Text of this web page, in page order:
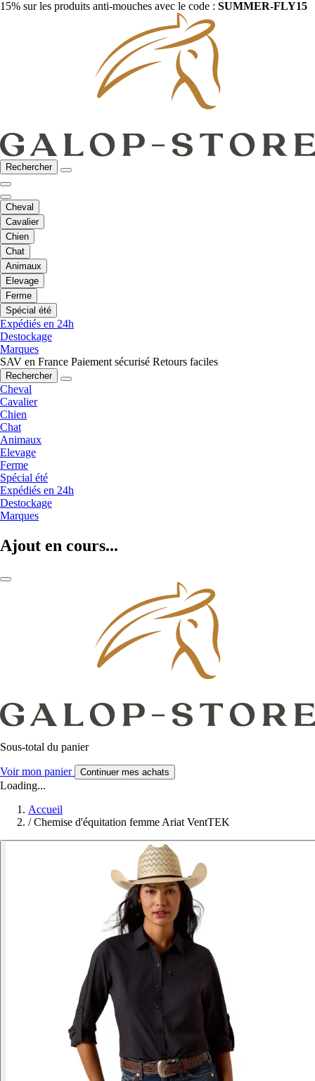
15% sur les produits anti-mouches avec le code : SUMMER-FLY15
Rechercher
Cheval
Cavalier
Chien
Chat
Animaux
Elevage
Ferme
Spécial été
Expédiés en 24h
Destockage
Marques
SAV en France Paiement sécurisé Retours faciles
Rechercher
Cheval
Cavalier
Chien
Chat
Animaux
Elevage
Ferme
Spécial été
Expédiés en 24h
Destockage
Marques
Ajout en cours...
Sous-total du panier
Voir mon panier Continuer mes achats
Loading...
Accueil
/ Chemise d'équitation femme Ariat VentTEK